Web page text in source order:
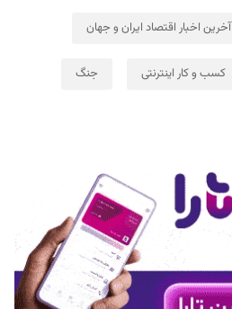
آخرین اخبار اقتصاد ایران و جهان
کسب و کار اینترنتی جنگ